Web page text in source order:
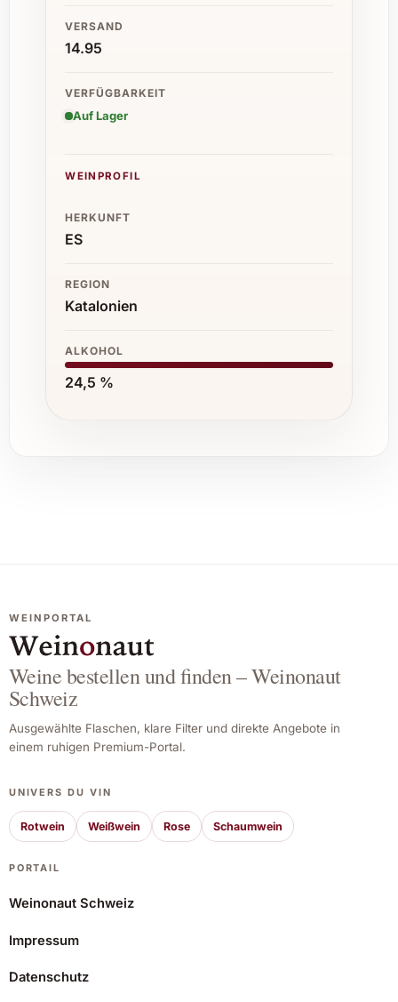
VERSAND
14.95
VERFÜGBARKEIT
Auf Lager
WEINPROFIL
HERKUNFT
ES
REGION
Katalonien
ALKOHOL
24,5 %
WEINPORTAL
Weine bestellen und finden – Weinonaut
Schweiz
Ausgewählte Flaschen, klare Filter und direkte Angebote in
einem ruhigen Premium-Portal.
UNIVERS DU VIN
Rotwein Weißwein Rose Schaumwein
PORTAIL
Weinonaut Schweiz
Impressum
Datenschutz